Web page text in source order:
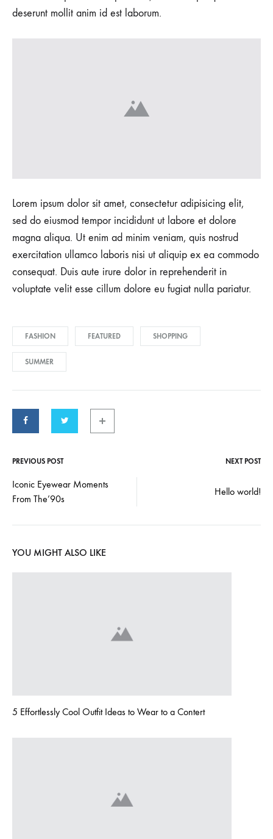
deserunt mollit anim id est laborum.
Lorem ipsum dolor sit amet, consectetur adipisicing elit,
sed do eiusmod tempor incididunt ut labore et dolore
magna aliqua. Ut enim ad minim veniam, quis nostrud
exercitation ullamco laboris nisi ut aliquip ex ea commodo
consequat. Duis aute irure dolor in reprehenderit in
voluptate velit esse cillum dolore eu fugiat nulla pariatur.
FASHION FEATURED SHOPPING
SUMMER
Post
PREVIOUS POST NEXT POST
Iconic Eyewear Moments
From The’90s
Hello world!
YOU MIGHT ALSO LIKE
5 Effortlessly Cool Outfit Ideas to Wear to a Contert